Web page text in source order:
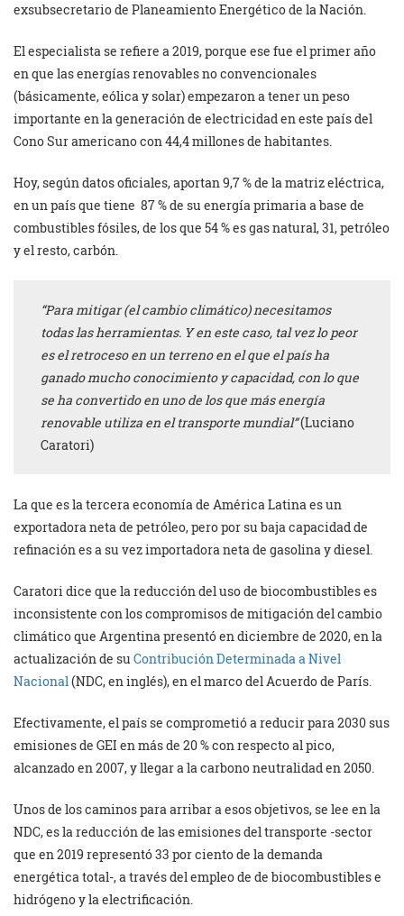
exsubsecretario de Planeamiento Energético de la Nación.
El especialista se refiere a 2019, porque ese fue el primer año
en que las energías renovables no convencionales
(básicamente, eólica y solar) empezaron a tener un peso
importante en la generación de electricidad en este país del
Cono Sur americano con 44,4 millones de habitantes.
Hoy, según datos oficiales, aportan 9,7 % de la matriz eléctrica,
en un país que tiene 87 % de su energía primaria a base de
combustibles fósiles, de los que 54 % es gas natural, 31, petróleo
y el resto, carbón.
“Para mitigar (el cambio climático) necesitamos
todas las herramientas. Y en este caso, tal vez lo peor
es el retroceso en un terreno en el que el país ha
ganado mucho conocimiento y capacidad, con lo que
se ha convertido en uno de los que más energía
renovable utiliza en el transporte mundial”(Luciano
Caratori)
La que es la tercera economía de América Latina es un
exportadora neta de petróleo, pero por su baja capacidad de
refinación es a su vez importadora neta de gasolina y diesel.
Caratori dice que la reducción del uso de biocombustibles es
inconsistente con los compromisos de mitigación del cambio
climático que Argentina presentó en diciembre de 2020, en la
actualización de su Contribución Determinada a Nivel
Nacional(NDC, en inglés), en el marco del Acuerdo de París.
Efectivamente, el país se comprometió a reducir para 2030 sus
emisiones de GEI en más de 20 % con respecto al pico,
alcanzado en 2007, y llegar a la carbono neutralidad en 2050.
Unos de los caminos para arribar a esos objetivos, se lee en la
NDC, es la reducción de las emisiones del transporte -sector
que en 2019 representó 33 por ciento de la demanda
energética total-, a través del empleo de de biocombustibles e
hidrógeno y la electrificación.